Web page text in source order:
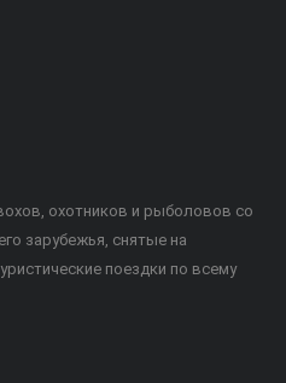
охотников и рыболовов со
зарубежья, снятые на
поездки по всему